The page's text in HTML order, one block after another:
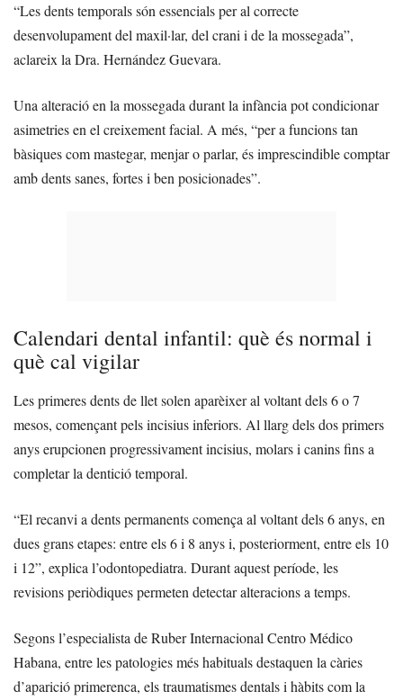
“Les dents temporals són essencials per al correcte
desenvolupament del maxil·lar, del crani i de la mossegada”,
aclareix la Dra. Hernández Guevara.
Una alteració en la mossegada durant la infància pot condicionar
asimetries en el creixement facial. A més, “per a funcions tan
bàsiques com mastegar, menjar o parlar, és imprescindible comptar
amb dents sanes, fortes i ben posicionades”.
Calendari dental infantil: què és normal i
què cal vigilar
Les primeres dents de llet solen aparèixer al voltant dels 6 o 7
mesos, començant pels incisius inferiors. Al llarg dels dos primers
anys erupcionen progressivament incisius, molars i canins fins a
completar la dentició temporal.
“El recanvi a dents permanents comença al voltant dels 6 anys, en
dues grans etapes: entre els 6 i 8 anys i, posteriorment, entre els 10
i 12”, explica l’odontopediatra. Durant aquest període, les
revisions periòdiques permeten detectar alteracions a temps.
Segons l’especialista de Ruber Internacional Centro Médico
Habana, entre les patologies més habituals destaquen la càries
d’aparició primerenca, els traumatismes dentals i hàbits com la